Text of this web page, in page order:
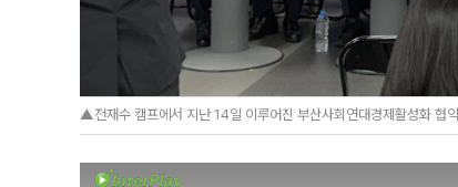
▲전재수 캠프에서 지난 14일 이루어진 부산사회연대경제활성화 협